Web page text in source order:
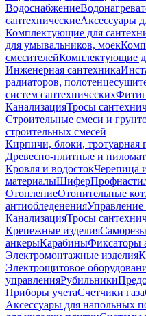
Водоснабжение
сантехническиеАксессуары
Комплектующие для
для умывальников, моек
смесителейКомплектующие
Инженерная сантехника
радиаторов,
систем сантехнических
КанализацияТросы
Строительные смеси и
строительных смесей
Кирпичи, блоки, тротуарная
Древесно-плитные и
Кровля и водостокЧерепица
материалыШифер
ОтоплениеОтопительные
антиобледененияУправление
КанализацияТросы
Крепежные изделия
анкерыКарабиныФиксаторы
Электромонтажные изделия
Электрощитовое
управленияРубильники
Приборы учетаСчетчики газа
Аксессуары для напольных